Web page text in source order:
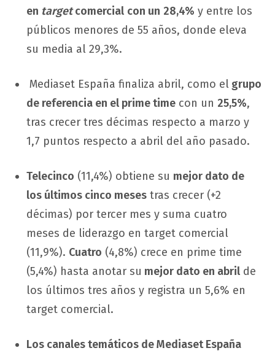
en targetcomercial con un 28,4% y entre los
públicos menores de 55 años, donde eleva
su media al 29,3%.
Mediaset España finaliza abril, como el grupo
de referencia en el prime time con un 25,5%,
tras crecer tres décimas respecto a marzo y
1,7 puntos respecto a abril del año pasado.
Telecinco (11,4%) obtiene su mejor dato de
los últimos cinco meses tras crecer (+2
décimas) por tercer mes y suma cuatro
meses de liderazgo en target comercial
(11,9%). Cuatro (4,8%) crece en prime time
(5,4%) hasta anotar su mejor dato en abril de
los últimos tres años y registra un 5,6% en
target comercial.
Los canales temáticos de Mediaset España